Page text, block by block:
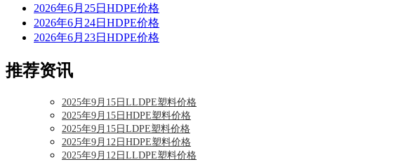
2026年6月25日HDPE价格
2026年6月24日HDPE价格
2026年6月23日HDPE价格
推荐资讯
2025年9月15日LLDPE塑料价格
2025年9月15日HDPE塑料价格
2025年9月15日LDPE塑料价格
2025年9月12日HDPE塑料价格
2025年9月12日LLDPE塑料价格